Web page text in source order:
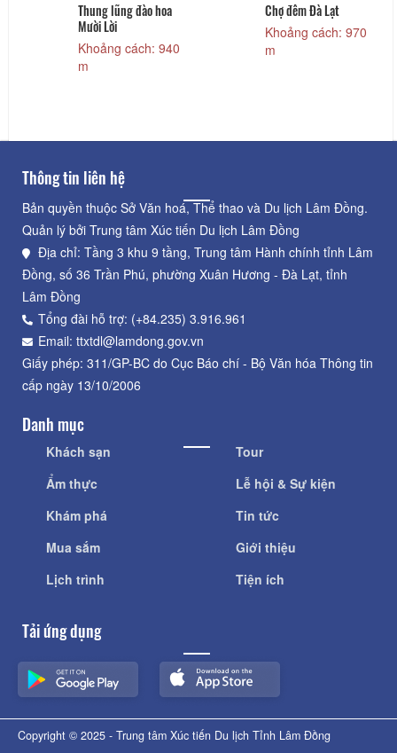
Thung lũng đào hoa
Mười Lời
Khoảng cách: 940
m
Chợ đêm Đà Lạt
Khoảng cách: 970
m
Thông tin liên hệ
Bản quyền thuộc Sở Văn hoá, Thể thao và Du lịch Lâm Đồng.
Quản lý bởi Trung tâm Xúc tiến Du lịch Lâm Đồng
Địa chỉ: Tầng 3 khu 9 tầng, Trung tâm Hành chính tỉnh Lâm
Đồng, số 36 Trần Phú, phường Xuân Hương - Đà Lạt, tỉnh
Lâm Đồng
Tổng đài hỗ trợ: (+84.235) 3.916.961
Email: ttxtdl@lamdong.gov.vn
Giấy phép: 311/GP-BC do Cục Báo chí - Bộ Văn hóa Thông tin
cấp ngày 13/10/2006
Danh mục
Khách sạn
Ẩm thực
Khám phá
Mua sắm
Lịch trình
Tour
Lễ hội & Sự kiện
Tin tức
Giới thiệu
Tiện ích
Tải ứng dụng
Copyright © 2025 - Trung tâm Xúc tiến Du lịch Tỉnh Lâm Đồng